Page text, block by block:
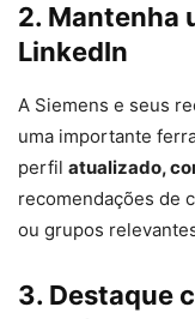
2. Mantenha
LinkedIn
A Siemens e seus
uma importante
perfil atualizado,
recomendações de
ou grupos
3. Destaque